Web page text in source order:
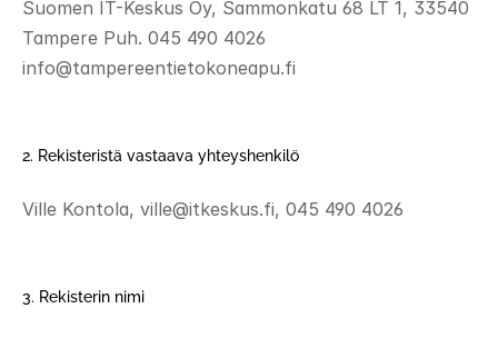
Suomen IT-Keskus Oy, Sammonkatu 68 LT 1, 33540
Tampere Puh. 045 490 4026
info@tampereentietokoneapu.fi
2. Rekisteristä vastaava yhteyshenkilö
Ville Kontola, ville@itkeskus.fi, 045 490 4026
3. Rekisterin nimi